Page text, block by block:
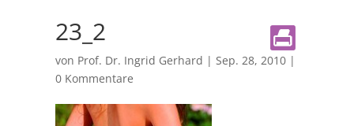
23_2
von Prof. Dr. Ingrid Gerhard | Sep. 28, 2010|
0 Kommentare